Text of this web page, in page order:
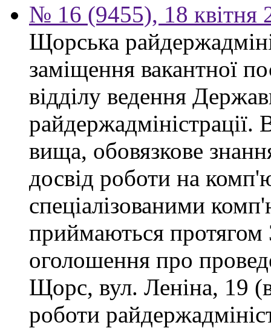
№ 16 (9455), 18 квітня
Щорська
заміщення вакантної
відділу ведення
райдержадміністрації.
вища, обовязкове
досвід роботи на
спеціалізованими
приймаються протягом
оголошення про
Щорс, вул. Леніна, 19
роботи